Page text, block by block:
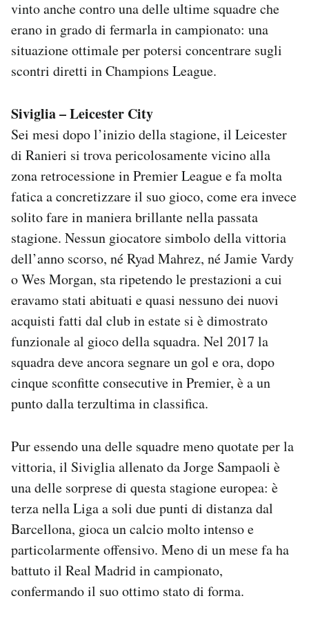
vinto anche contro una delle ultime squadre che
erano in grado di fermarla in campionato: una
situazione ottimale per potersi concentrare sugli
scontri diretti in Champions League.
Siviglia – Leicester City
Sei mesi dopo l’inizio della stagione, il Leicester
di Ranieri si trova pericolosamente vicino alla
zona retrocessione in Premier League e fa molta
fatica a concretizzare il suo gioco, come era invece
solito fare in maniera brillante nella passata
stagione. Nessun giocatore simbolo della vittoria
dell’anno scorso, né Ryad Mahrez, né Jamie Vardy
o Wes Morgan, sta ripetendo le prestazioni a cui
eravamo stati abituati e quasi nessuno dei nuovi
acquisti fatti dal club in estate si è dimostrato
funzionale al gioco della squadra. Nel 2017 la
squadra deve ancora segnare un gol e ora, dopo
cinque sconfitte consecutive in Premier, è a un
punto dalla terzultima in classifica.
Pur essendo una delle squadre meno quotate per la
vittoria, il Siviglia allenato da Jorge Sampaoli è
una delle sorprese di questa stagione europea: è
terza nella Liga a soli due punti di distanza dal
Barcellona, gioca un calcio molto intenso e
particolarmente offensivo. Meno di un mese fa ha
battuto il Real Madrid in campionato,
confermando il suo ottimo stato di forma.